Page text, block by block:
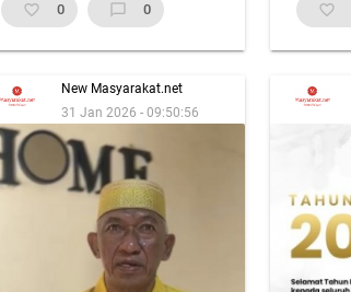
favorite_border 0 chat_bubble_outline 0 favorite_border
New Masyarakat.net
31 Jan 2026 - 09:50:56